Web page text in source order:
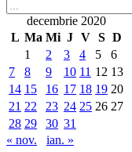
decembrie 2020
L Ma Mi J V S D
1
2 3 4 5
6
7
8 9 10 11 12 13
14 15 16 17 18 19 20
21 22 23 24 25 26 27
28 29 30 31
« nov.
ian. »